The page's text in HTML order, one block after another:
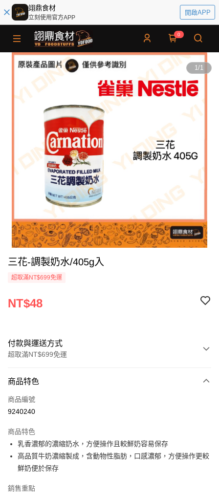
翊鼎食材
立刻使用官方APP
開啟APP
0
1/1
三花-調製奶水/405g入
超取滿NT$699免運
NT$48
付款與運送方式
超取滿NT$699免運
信用卡一次付款
Apple Pay
運送方式
• 付款後全家取貨
每筆NT$60，滿NT$699(含以上)免運費
每筆NT$60，滿NT$699(含以上)免運費
商品特色
商品編號
9240240
商品特色
乳香濃郁的濃縮奶水，方便操作且較鮮奶容易保存
高品質牛奶濃縮製成，含動物性脂肪，口感濃郁，方便操作更較
鮮奶便於保存
銷售重點